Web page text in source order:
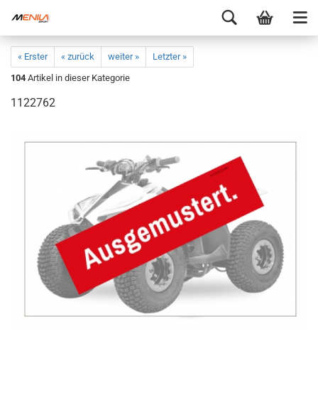
« Erster « zurück weiter »
Letzter »
104 Artikel in dieser Kategorie
1122762